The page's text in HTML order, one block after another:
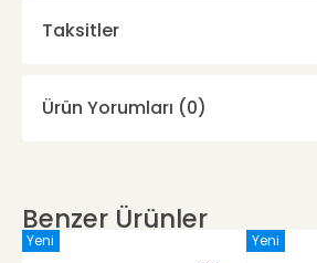
Taksitler
Ürün Yorumları (0)
Benzer Ürünler
Yeni Yeni